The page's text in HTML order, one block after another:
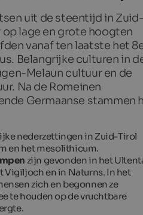
uit de steentijd in
op lage en grote hoogten
vanaf ten laatste het
Belangrijke culturen in
Melaun cultuur en de
Na de Romeinen
Germaanse stammen
nederzettingen in Zuid-Tirol
en het mesolithicum.
zijn gevonden in het
Vigiljoch en in Naturns. In het
zich en begonnen ze
te houden op de vruchtbare